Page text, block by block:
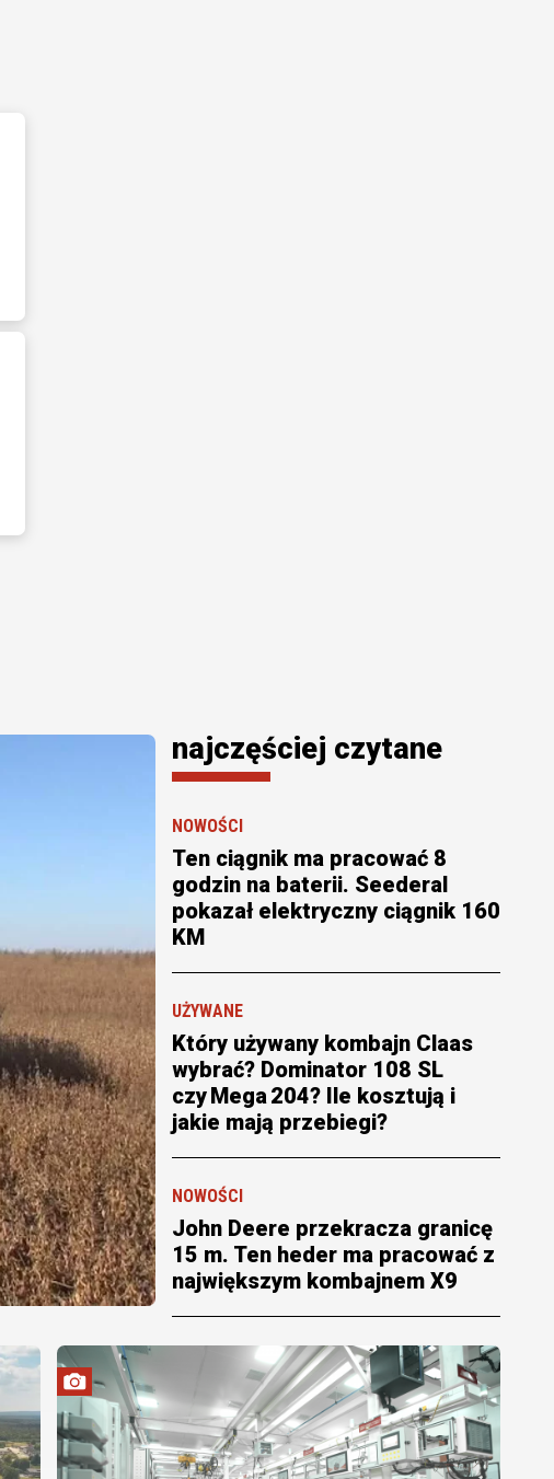
najczęściej czytane
NOWOŚCI
Ten ciągnik ma pracować 8
godzin na baterii. Seederal
pokazał elektryczny ciągnik 160
KM
UŻYWANE
Który używany kombajn Claas
wybrać? Dominator 108 SL
czy Mega 204? Ile kosztują i
jakie mają przebiegi?
NOWOŚCI
John Deere przekracza granicę
15 m. Ten heder ma pracować z
największym kombajnem X9